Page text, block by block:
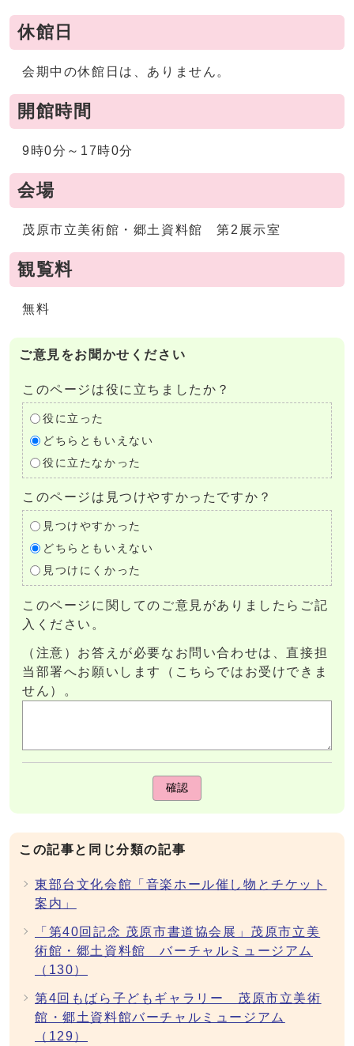
休館日
会期中の休館日は、ありません。
開館時間
9時0分～17時0分
会場
茂原市立美術館・郷土資料館 第2展示室
観覧料
無料
ご意見をお聞かせください
このページは役に立ちましたか？
役に立った
どちらともいえない
役に立たなかった
このページは見つけやすかったですか？
見つけやすかった
どちらともいえない
見つけにくかった
このページに関してのご意見がありましたらご記
入ください。
（注意）お答えが必要なお問い合わせは、直接担
当部署へお願いします（こちらではお受けできま
せん）。
確認
この記事と同じ分類の記事
東部台文化会館「音楽ホール催し物とチケット
案内」
「第40回記念 茂原市書道協会展」茂原市立美
術館・郷土資料館 バーチャルミュージアム
（130）
第4回もばら子どもギャラリー 茂原市立美術
館・郷土資料館バーチャルミュージアム
（129）